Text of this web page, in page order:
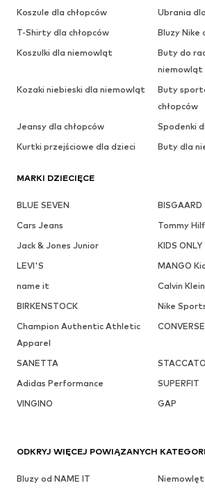
Koszule dla chłopców
Ubrania
T-Shirty dla chłopców
Bluzy Nike
Koszulki dla niemowląt
Buty do
niemowląt
Kozaki niebieski dla niemowląt
Buty
chłopców
Jeansy dla chłopców
Spodenki
Kurtki przejściowe dla dzieci
Buty dla
MARKI DZIECIĘCE
BLUE SEVEN
BISGAARD
Cars Jeans
Tommy
Jack & Jones Junior
KIDS ONLY
LEVI'S
MANGO
name it
Calvin
BIRKENSTOCK
Nike
Champion Authentic Athletic
Apparel
CONVERSE
SANETTA
STACCATO
Adidas Performance
SUPERFIT
VINGINO
GAP
ODKRYJ WIĘCEJ POWIĄZANYCH
Bluzy od NAME IT